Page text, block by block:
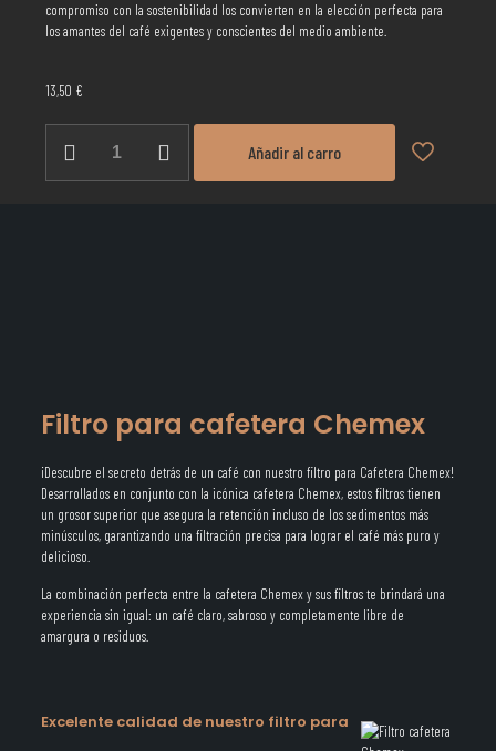
compromiso con la sostenibilidad los convierten en la elección perfecta para
los amantes del café exigentes y conscientes del medio ambiente.
13,50 €
Añadir al carro
Filtro para cafetera Chemex
¡Descubre el secreto detrás de un café con nuestro filtro para Cafetera Chemex!
Desarrollados en conjunto con la icónica cafetera Chemex, estos filtros tienen
un grosor superior que asegura la retención incluso de los sedimentos más
minúsculos, garantizando una filtración precisa para lograr el café más puro y
delicioso.
La combinación perfecta entre la cafetera Chemex y sus filtros te brindará una
experiencia sin igual: un café claro, sabroso y completamente libre de
amargura o residuos.
Excelente calidad de nuestro filtro para